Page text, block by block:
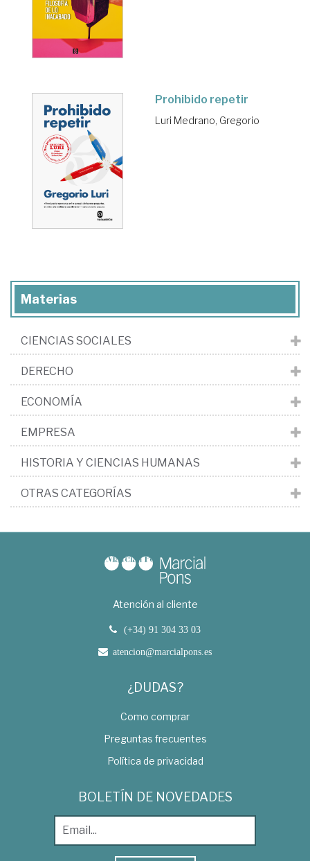
Prohibido repetir
Luri Medrano, Gregorio
Materias
CIENCIAS SOCIALES
DERECHO
ECONOMÍA
EMPRESA
HISTORIA Y CIENCIAS HUMANAS
OTRAS CATEGORÍAS
Atención al cliente
(+34) 91 304 33 03
atencion@marcialpons.es
¿DUDAS?
Como comprar
Preguntas frecuentes
Política de privacidad
BOLETÍN DE NOVEDADES